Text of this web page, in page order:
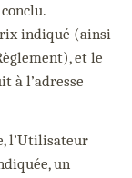
indiqué (ainsi
et le
à l’adresse
l’Utilisateur
un